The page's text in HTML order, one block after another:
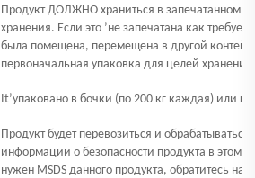
Продукт ДОЛЖНО храниться в запечатанном
хранения. Если это ’не запечатана как
была помещена, перемещена в другой
первоначальная упаковка для целей
It’упаковано в бочки (по 200 кг каждая) или
Продукт будет перевозиться и
информации о безопасности продукта в этом
нужен MSDS данного продукта, обратитесь